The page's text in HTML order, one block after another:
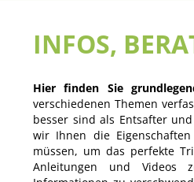
INFOS,
Hier finden Sie
verschiedenen Themen
besser sind als Entsafter
wir Ihnen die
müssen, um das perfekte
Anleitungen und Videos